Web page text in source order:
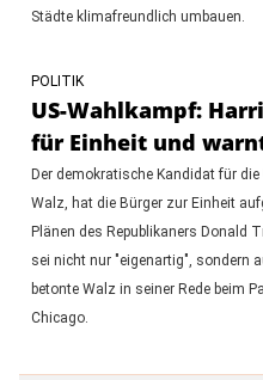
Städte klimafreundlich umbauen.
POLITIK
US-Wahlkampf:
für Einheit und
Der demokratische Kandidat für
Walz, hat die Bürger zur Einheit
Plänen des Republikaners Donald
sei nicht nur "eigenartig", sondern
betonte Walz in seiner Rede beim
Chicago.